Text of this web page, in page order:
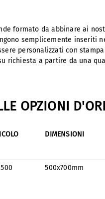
formato da abbinare ai
semplicemente inseriti
personalizzati con
richiesta a partire da una
OPZIONI
DIMENSIONI
500x700mm